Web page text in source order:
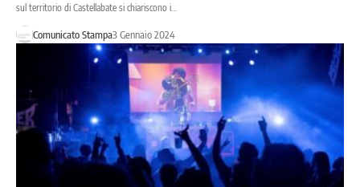
sul territorio di Castellabate si chiariscono i…
Comunicato Stampa3 Gennaio 2024